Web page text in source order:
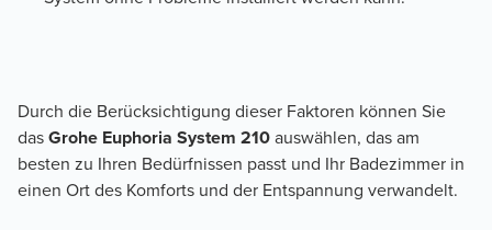
Durch die Berücksichtigung dieser Faktoren können Sie
das Grohe Euphoria System 210 auswählen, das am
besten zu Ihren Bedürfnissen passt und Ihr Badezimmer in
einen Ort des Komforts und der Entspannung verwandelt.